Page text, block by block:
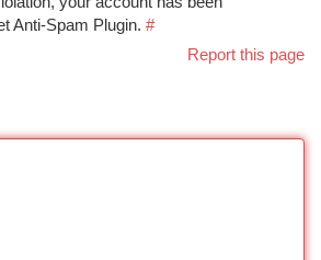
Anti-Spam Plugin. #
Report this page